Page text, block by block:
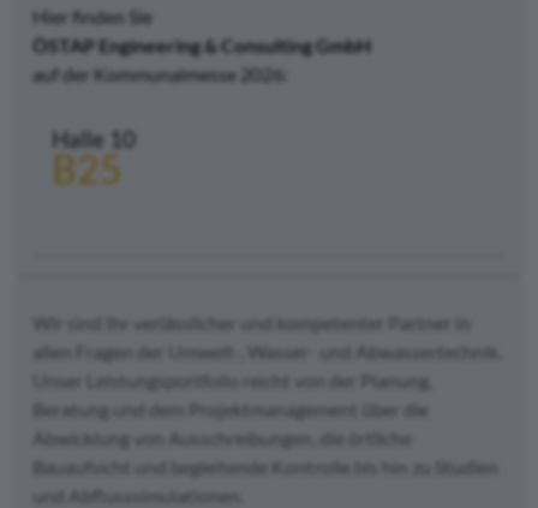
Hier finden Sie
ÖSTAP Engineering & Consulting GmbH
auf der Kommunalmesse 2026:
Halle 10
B25
Wir sind Ihr verlässlicher und kompetenter Partner in
allen Fragen der Umwelt-, Wasser- und Abwassertechnik.
Unser Leistungsportfolio reicht von der Planung,
Beratung und dem Projektmanagement über die
Abwicklung von Ausschreibungen, die örtliche
Bauaufsicht und begleitende Kontrolle bis hin zu Studien
und Abflusssimulationen.